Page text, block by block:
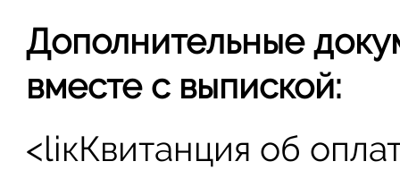
Дополнительные
вместе с выпиской:
<liкКвитанция об